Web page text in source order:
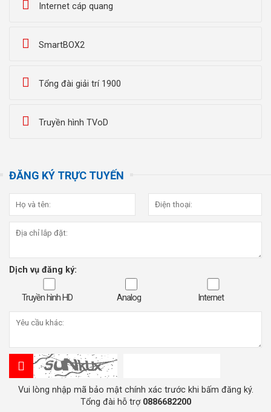
Internet cáp quang
SmartBOX2
Tổng đài giải trí 1900
Truyền hình TVoD
ĐĂNG KÝ TRỰC TUYẾN
Dịch vụ đăng ký:
Truyền hình HD Analog Internet
Vui lòng nhập mã bảo mật chính xác trước khi bấm đăng ký.
Tổng đài hỗ trợ 0886682200